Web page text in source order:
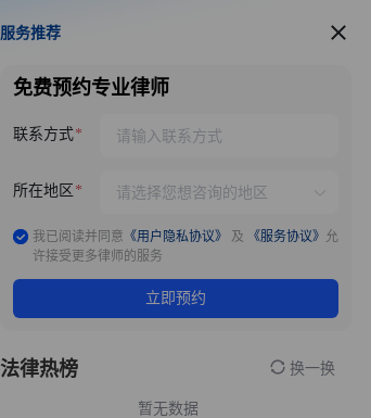
服务推荐
服务推荐
免费预约专业律师
联系方式
所在地区
我已阅读并同意 《用户隐私协议》 及 《服务协议》 允
许接受更多律师的服务
立即预约
法律热榜 换一换
暂无数据